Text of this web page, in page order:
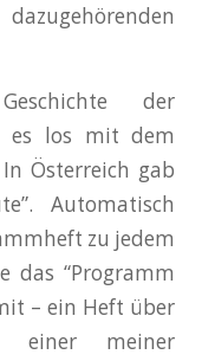
der
es los mit dem
Österreich gab
Automatisch
zu jedem
das “Programm
– ein Heft über
einer meiner